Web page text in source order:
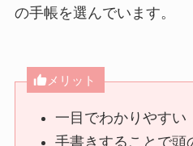
の手帳を選んでいます。
メリット
一目でわかりやすい
手書きすることで頭